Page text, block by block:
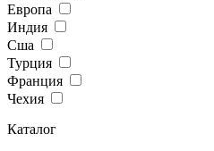
Европа
Индия
Сша
Турция
Франция
Чехия
Каталог